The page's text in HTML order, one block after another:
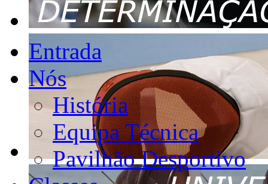
Entrada
Nós
História
Equipa Técnica
Pavilhão Desportivo